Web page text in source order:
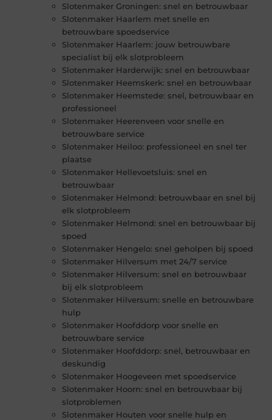
Slotenmaker Groningen: snel en betrouwbaar
Slotenmaker Haarlem met snelle en
betrouwbare spoedservice
Slotenmaker Haarlem: jouw betrouwbare
specialist bij elk slotprobleem
Slotenmaker Harderwijk: snel en betrouwbaar
Slotenmaker Heemskerk: snel en betrouwbaar
Slotenmaker Heemstede: snel, betrouwbaar en
professioneel
Slotenmaker Heerenveen voor snelle en
betrouwbare service
Slotenmaker Heiloo: professioneel en snel ter
plaatse
Slotenmaker Hellevoetsluis: snel en
betrouwbaar
Slotenmaker Helmond: betrouwbaar en snel bij
elk slotprobleem
Slotenmaker Helmond: snel en betrouwbaar bij
spoed
Slotenmaker Hengelo: snel geholpen bij spoed
Slotenmaker Hilversum met 24/7 service
Slotenmaker Hilversum: snel en betrouwbaar
bij elk slotprobleem
Slotenmaker Hilversum: snelle en betrouwbare
hulp
Slotenmaker Hoofddorp voor snelle en
betrouwbare service
Slotenmaker Hoofddorp: snel, betrouwbaar en
deskundig
Slotenmaker Hoogeveen met spoedservice
Slotenmaker Hoorn: snel en betrouwbaar bij
slotproblemen
Slotenmaker Houten voor snelle hulp en